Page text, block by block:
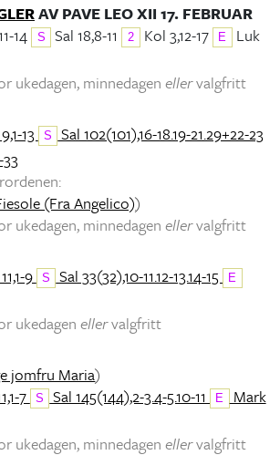
AV PAVE LEO XII 17. FEBRUAR
14 S Sal 18,8-11 2 Kol 3,12-17 E Luk
ukedagen, minnedagen ellervalgfritt
13 S Sal 102(101),16-18.19-21.29+22-23
(Fra Angelico))
ukedagen, minnedagen ellervalgfritt
9 S Sal 33(32),10-11.12-13.14-15 E
ukedagen ellervalgfritt
jomfru Maria)
7 S Sal 145(144),2-3.4-5.10-11 E Mark
ukedagen, minnedagen ellervalgfritt